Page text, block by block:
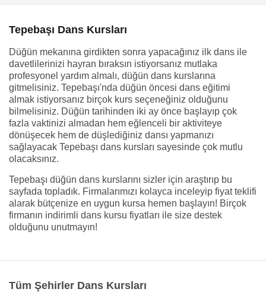
Tepebaşı Dans Kursları
Düğün mekanına girdikten sonra yapacağınız ilk dans ile
davetlilerinizi hayran bıraksın istiyorsanız mutlaka
profesyonel yardım almalı, düğün dans kurslarına
gitmelisiniz. Tepebaşı'nda düğün öncesi dans eğitimi
almak istiyorsanız birçok kurs seçeneğiniz olduğunu
bilmelisiniz. Düğün tarihinden iki ay önce başlayıp çok
fazla vaktinizi almadan hem eğlenceli bir aktiviteye
dönüşecek hem de düşlediğiniz dansı yapmanızı
sağlayacak Tepebaşı dans kursları sayesinde çok mutlu
olacaksınız.
Tepebaşı düğün dans kurslarını sizler için araştırıp bu
sayfada topladık. Firmalarımızı kolayca inceleyip fiyat teklifi
alarak bütçenize en uygun kursa hemen başlayın! Birçok
firmanın indirimli dans kursu fiyatları ile size destek
olduğunu unutmayın!
Tüm Şehirler Dans Kursları